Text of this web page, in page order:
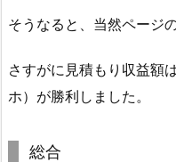
そうなると、当然ページ
さすがに見積もり収益額
ホ）が勝利しました。
総合